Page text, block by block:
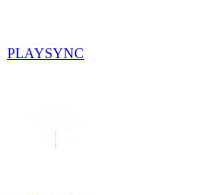
PLAYSYNC